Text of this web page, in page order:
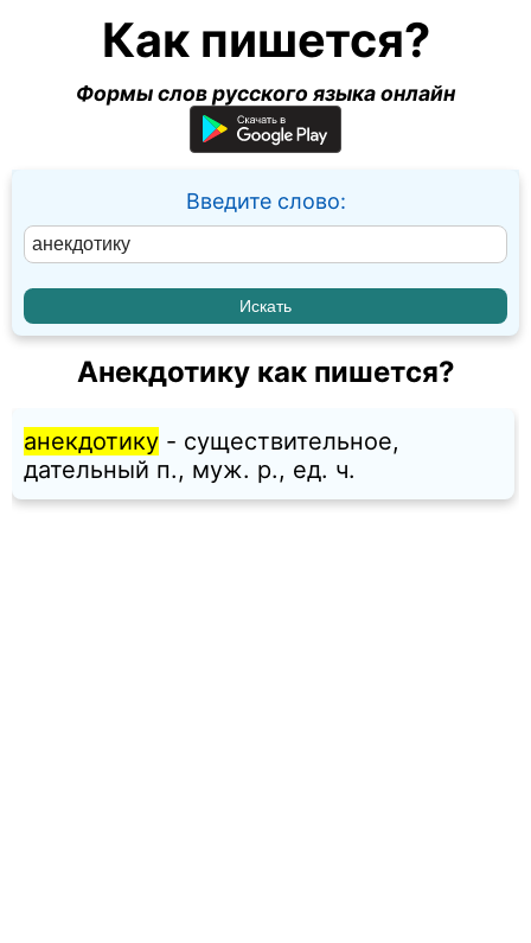
Как пишется?
Формы слов русского языка онлайн
Введите слово:
Анекдотику как пишется?
анекдотику - существительное,
дательный п., муж. p., ед. ч.